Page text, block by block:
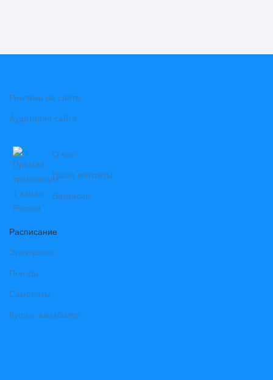
Реклама на сайте
Аудитория сайта
О нас
Наши контакты
Вакансии
Расписание
Электрички
Поезда
Самолеты
Купить авиабилет